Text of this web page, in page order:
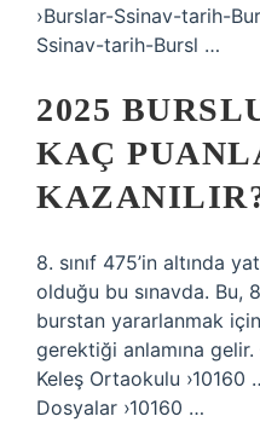
›Burslar-Ssinav-tarih-
Ssinav-tarih-Bursl …
2025
KAÇ
8. sınıf 475’in altında
olduğu bu sınavda. Bu,
burstan yararlanmak
gerektiği anlamına
Keleş Ortaokulu ›10160
Dosyalar ›10160 …